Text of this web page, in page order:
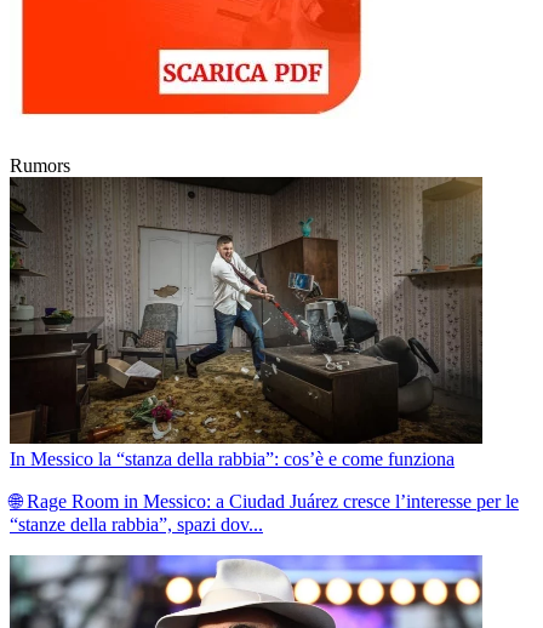
Rumors
In Messico la “stanza della rabbia”: cos’è e come funziona
🌐 Rage Room in Messico: a Ciudad Juárez cresce l’interesse per le
“stanze della rabbia”, spazi dov...